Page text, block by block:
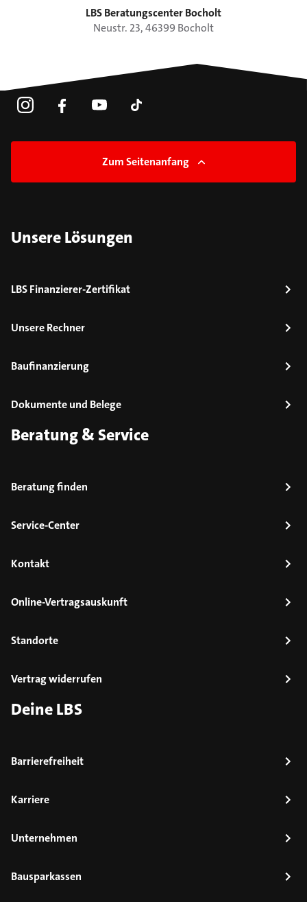
LBS Beratungscenter Bocholt
Neustr. 23,46399 Bocholt
Zum Seitenanfang
Unsere Lösungen
LBS Finanzierer-Zertifikat
Unsere Rechner
Baufinanzierung
Dokumente und Belege
Beratung & Service
Beratung finden
Service-Center
Kontakt
Online-Vertragsauskunft
Standorte
Vertrag widerrufen
Deine LBS
Barrierefreiheit
Karriere
Unternehmen
Bausparkassen